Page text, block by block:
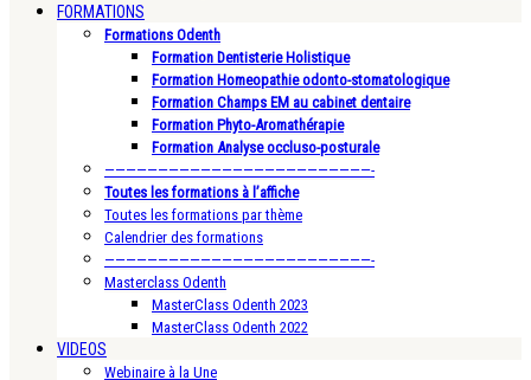
FORMATIONS
Formations Odenth
Formation Dentisterie Holistique
Formation Homeopathie odonto-stomatologique
Formation Champs EM au cabinet dentaire
Formation Phyto-Aromathérapie
Formation Analyse occluso-posturale
—————————————————————————-
Toutes les formations à l’affiche
Toutes les formations par thème
Calendrier des formations
—————————————————————————-
Masterclass Odenth
MasterClass Odenth 2023
MasterClass Odenth 2022
VIDEOS
Webinaire à la Une